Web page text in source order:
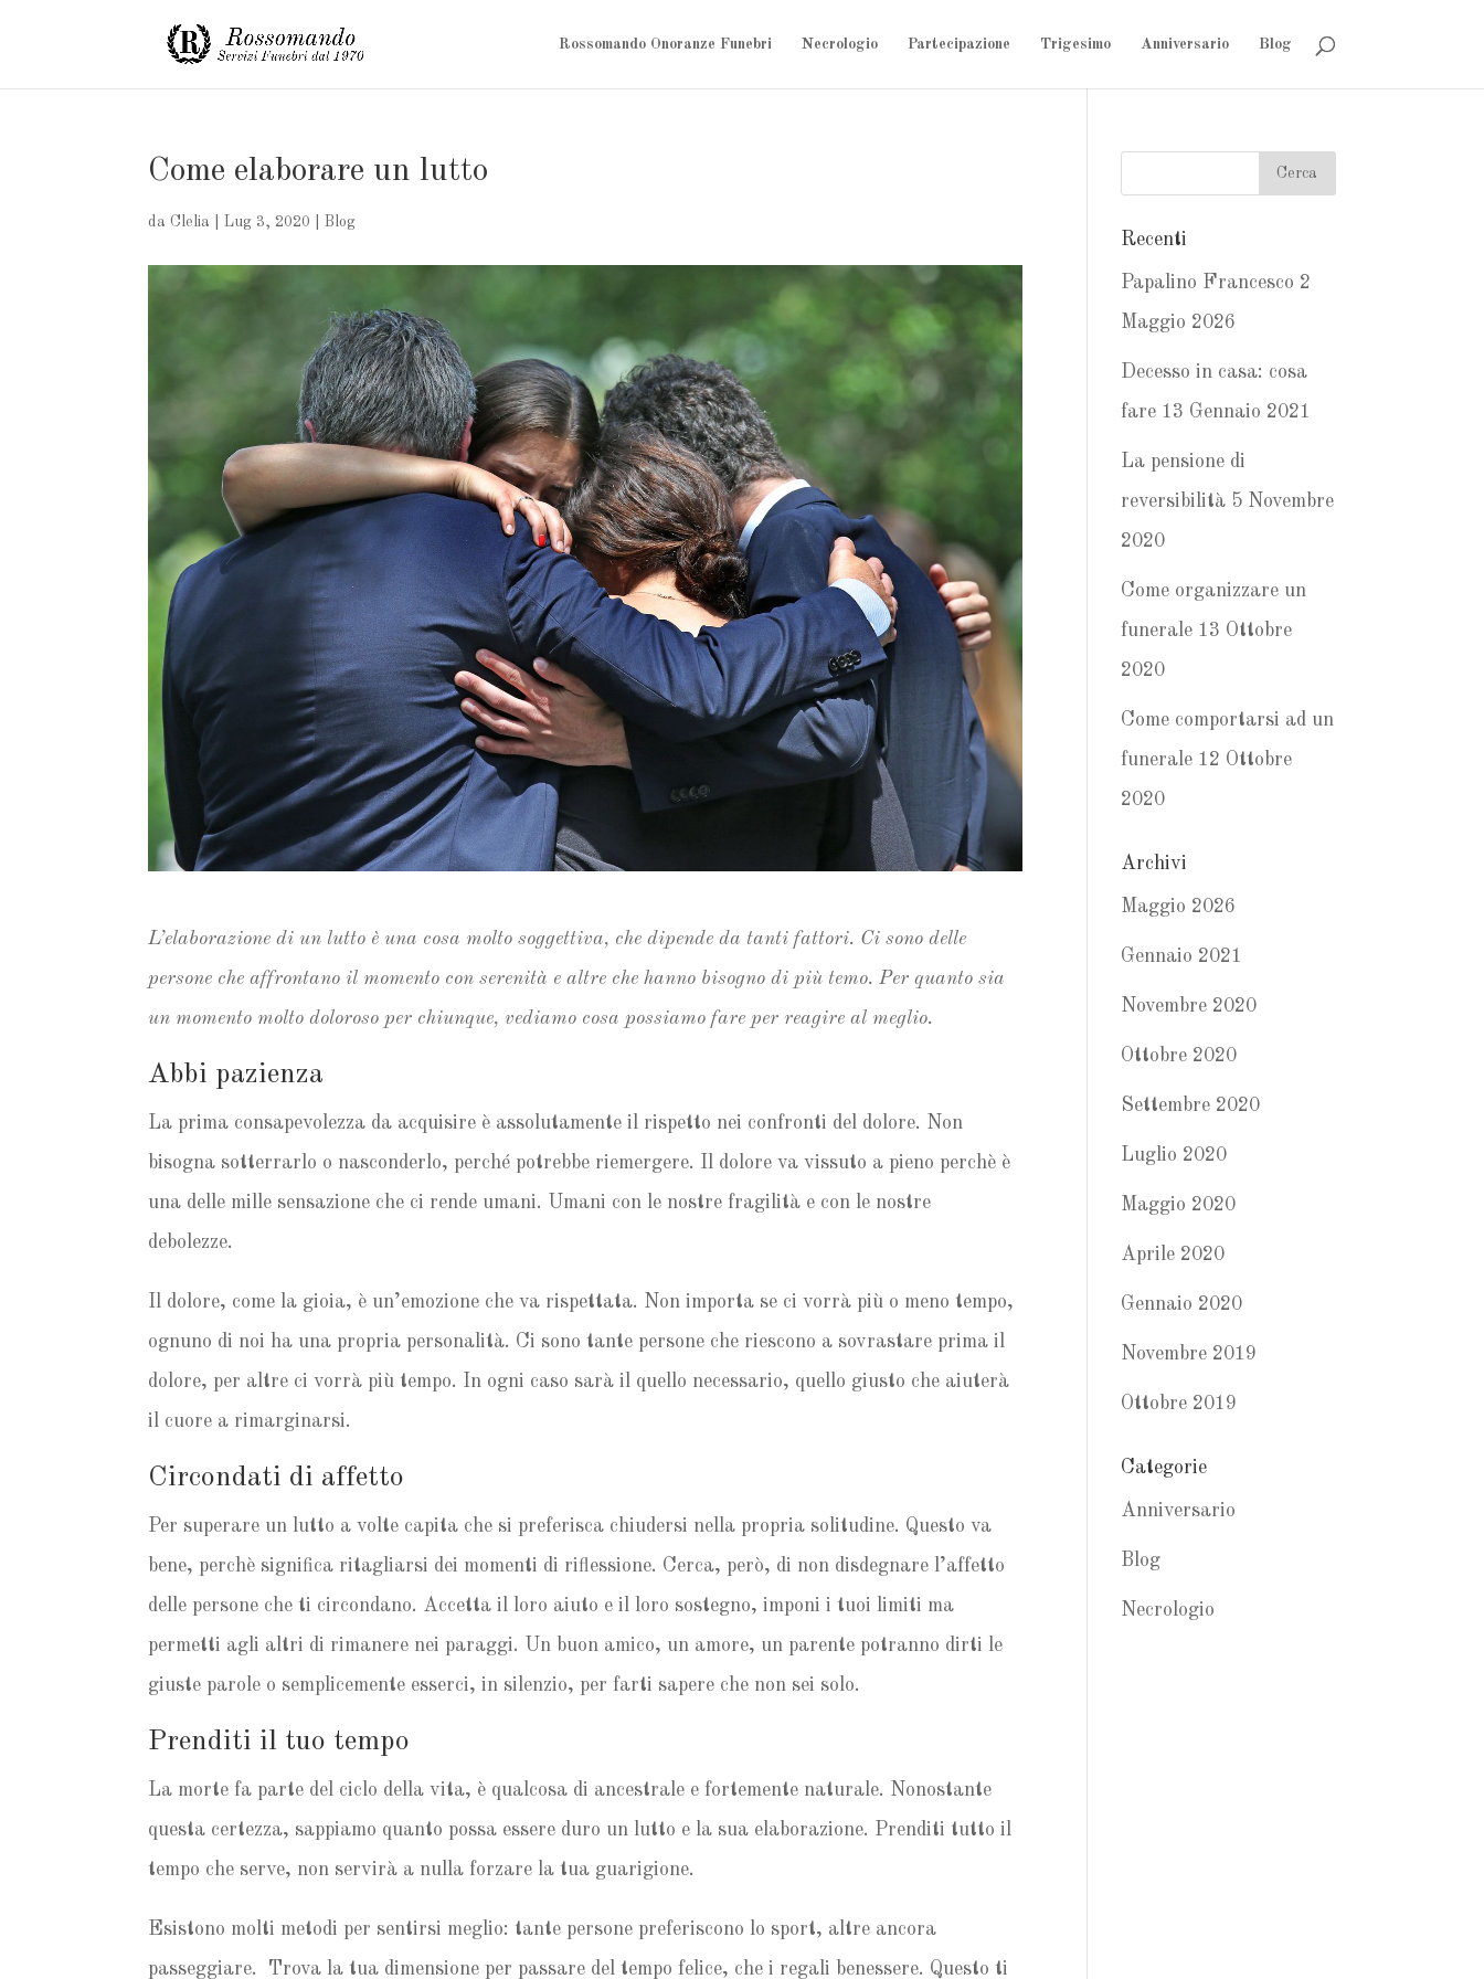
Rossomando Onoranze Funebri Necrologio Partecipazione Trigesimo Anniversario Blog
Come elaborare un lutto
daClelia |Lug 3, 2020 |Blog
L’elaborazione di un lutto è una cosa molto soggettiva, che dipende da tanti fattori. Ci sono delle
persone che affrontano il momento con serenità e altre che hanno bisogno di più temo. Per quanto sia
un momento molto doloroso per chiunque, vediamo cosa possiamo fare per reagire al meglio.
Abbi pazienza
La prima consapevolezza da acquisire è assolutamente il rispetto nei confronti del dolore. Non
bisogna sotterrarlo o nasconderlo, perché potrebbe riemergere. Il dolore va vissuto a pieno perchè è
una delle mille sensazione che ci rende umani. Umani con le nostre fragilità e con le nostre
debolezze.
Il dolore, come la gioia, è un’emozione che va rispettata. Non importa se ci vorrà più o meno tempo,
ognuno di noi ha una propria personalità. Ci sono tante persone che riescono a sovrastare prima il
dolore, per altre ci vorrà più tempo. In ogni caso sarà il quello necessario, quello giusto che aiuterà
il cuore a rimarginarsi.
Circondati di affetto
Per superare un lutto a volte capita che si preferisca chiudersi nella propria solitudine. Questo va
bene, perchè significa ritagliarsi dei momenti di riflessione. Cerca, però, di non disdegnare l’affetto
delle persone che ti circondano. Accetta il loro aiuto e il loro sostegno, imponi i tuoi limiti ma
permetti agli altri di rimanere nei paraggi. Un buon amico, un amore, un parente potranno dirti le
giuste parole o semplicemente esserci, in silenzio, per farti sapere che non sei solo.
Prenditi il tuo tempo
La morte fa parte del ciclo della vita, è qualcosa di ancestrale e fortemente naturale. Nonostante
questa certezza, sappiamo quanto possa essere duro un lutto e la sua elaborazione. Prenditi tutto il
tempo che serve, non servirà a nulla forzare la tua guarigione.
Esistono molti metodi per sentirsi meglio: tante persone preferiscono lo sport, altre ancora
passeggiare. Trova la tua dimensione per passare del tempo felice, che i regali benessere. Questo ti
Recenti
Papalino Francesco 2
Maggio 2026
Decesso in casa: cosa
fare 13 Gennaio 2021
La pensione di
reversibilità 5 Novembre
2020
Come organizzare un
funerale 13 Ottobre
2020
Come comportarsi ad un
funerale 12 Ottobre
2020
Archivi
Maggio 2026
Gennaio 2021
Novembre 2020
Ottobre 2020
Settembre 2020
Luglio 2020
Maggio 2020
Aprile 2020
Gennaio 2020
Novembre 2019
Ottobre 2019
Categorie
Anniversario
Blog
Necrologio